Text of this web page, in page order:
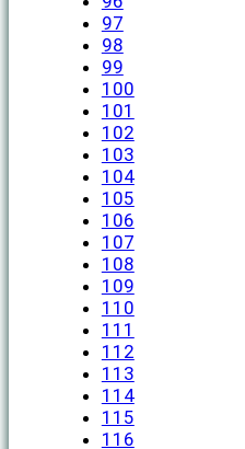
97
98
99
100
101
102
103
104
105
106
107
108
109
110
111
112
113
114
115
116